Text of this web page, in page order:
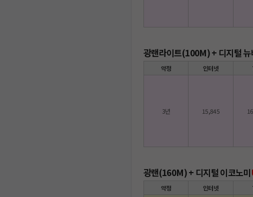
광랜라이트(100M) + 디지털 뉴
약정 인터넷
3년 15,845
광랜(160M) + 디지털 이코노미
약정 인터넷